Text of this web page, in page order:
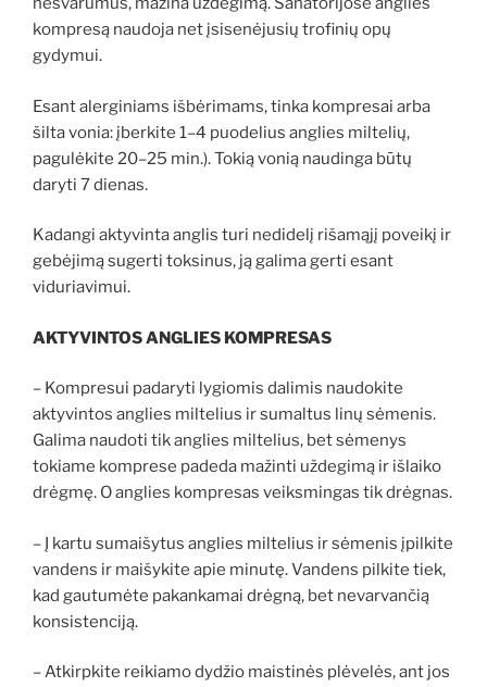
kompresą naudoja net įsisenėjusių trofinių opų
gydymui.
Esant alerginiams išbėrimams, tinka kompresai arba
šilta vonia: įberkite 1–4 puodelius anglies miltelių,
pagulėkite 20–25 min.). Tokią vonią naudinga būtų
daryti 7 dienas.
Kadangi aktyvinta anglis turi nedidelį rišamąjį poveikį ir
gebėjimą sugerti toksinus, ją galima gerti esant
viduriavimui.
AKTYVINTOS ANGLIES KOMPRESAS
– Kompresui padaryti lygiomis dalimis naudokite
aktyvintos anglies miltelius ir sumaltus linų sėmenis.
Galima naudoti tik anglies miltelius, bet sėmenys
tokiame komprese padeda mažinti uždegimą ir išlaiko
drėgmę. O anglies kompresas veiksmingas tik drėgnas.
– Į kartu sumaišytus anglies miltelius ir sėmenis įpilkite
vandens ir maišykite apie minutę. Vandens pilkite tiek,
kad gautumėte pakankamai drėgną, bet nevarvančią
konsistenciją.
– Atkirpkite reikiamo dydžio maistinės plėvelės, ant jos